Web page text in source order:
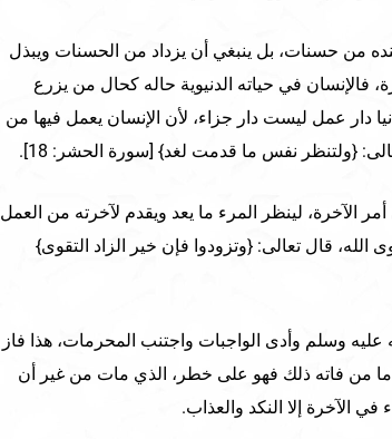
من حسنات، بل ينبغي أن يزداد من الحسنات ويبذل
فالإنسان في حياته الدنيوية حاله كحال من يزرع
دار عمل ليست دار جزاء، لأن الإنسان يعمل فيها من
{ولتنظر نفس ما قدمت لغد} [سورة الحشر: 18].
الآخرة، لينظر المرء ما يعد ويقدم لآخرته من العمل
الله، قال تعالى: {وتزودوا فإن خير الزاد التقوى}
وسلم وأدى الواجبات واجتنب المحرمات، هذا فاز
أما من فاته ذلك فهو على خطر، الذي مات من غير أن
الآخرة إلا النكد والعذاب.